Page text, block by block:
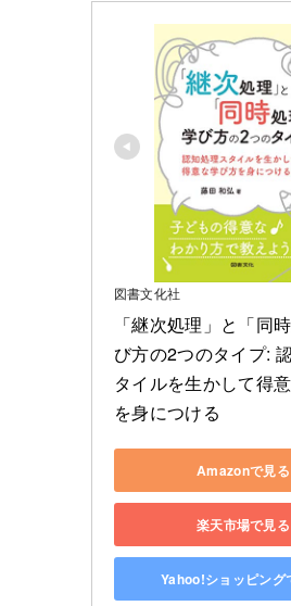
図書文化社
「継次処理」と「同
び方の2つのタイプ:
タイルを生かして得
を身につける
Amazonで見る
楽天市場で見る
Yahoo!ショッピング